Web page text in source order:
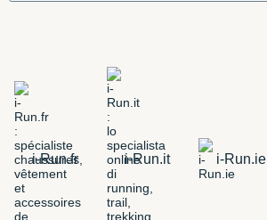
i-Run.fr i-Run.it i-Run.ie